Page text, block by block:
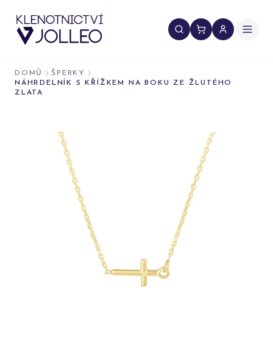
DOMŮ
ŠPERKY
NÁHRDELNÍK S KŘÍŽKEM NA BOKU ZE ŽLUTÉHO
ZLATA